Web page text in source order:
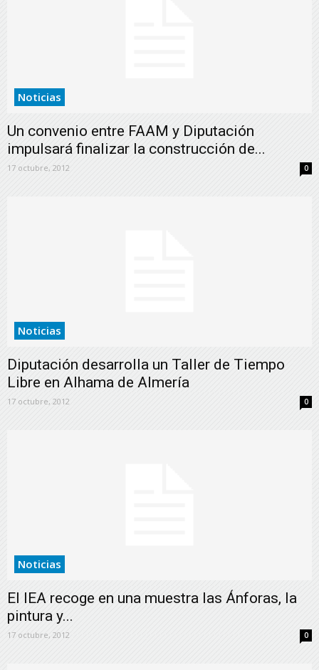
Noticias
Un convenio entre FAAM y Diputación
impulsará finalizar la construcción de...
17 octubre, 2012 0
Noticias
Diputación desarrolla un Taller de Tiempo
Libre en Alhama de Almería
17 octubre, 2012 0
Noticias
El IEA recoge en una muestra las Ánforas, la
pintura y...
17 octubre, 2012 0